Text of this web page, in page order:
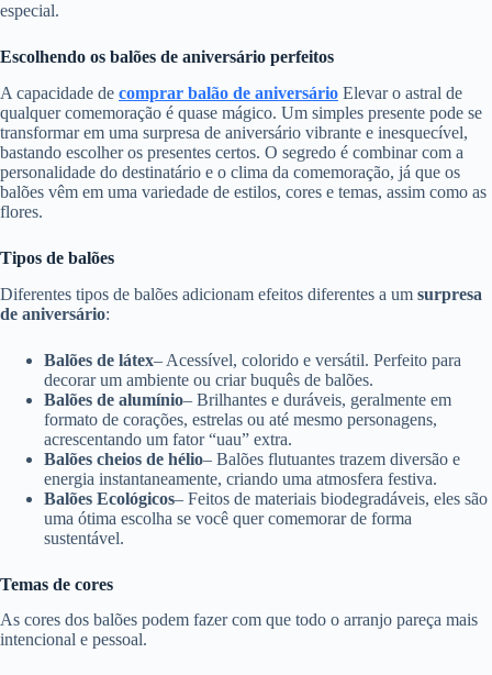
especial.
Escolhendo os balões de aniversário perfeitos
A capacidade de comprar balão de aniversário Elevar o astral de
qualquer comemoração é quase mágico. Um simples presente pode se
transformar em uma surpresa de aniversário vibrante e inesquecível,
bastando escolher os presentes certos. O segredo é combinar com a
personalidade do destinatário e o clima da comemoração, já que os
balões vêm em uma variedade de estilos, cores e temas, assim como as
flores.
Tipos de balões
Diferentes tipos de balões adicionam efeitos diferentes a um surpresa
de aniversário:
Balões de látex– Acessível, colorido e versátil. Perfeito para
decorar um ambiente ou criar buquês de balões.
Balões de alumínio– Brilhantes e duráveis, geralmente em
formato de corações, estrelas ou até mesmo personagens,
acrescentando um fator “uau” extra.
Balões cheios de hélio– Balões flutuantes trazem diversão e
energia instantaneamente, criando uma atmosfera festiva.
Balões Ecológicos– Feitos de materiais biodegradáveis, eles são
uma ótima escolha se você quer comemorar de forma
sustentável.
Temas de cores
As cores dos balões podem fazer com que todo o arranjo pareça mais
intencional e pessoal.